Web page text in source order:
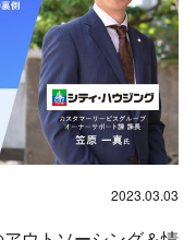
2023.03.03